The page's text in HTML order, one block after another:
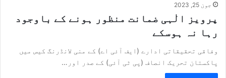
جون 25, 2023
پرویز الٰہی ضمانت منظور ہونے کے باوجود
رہا نہ ہوسکے
وفاقی تحقیقاتی ادارے (ایف آئی اے) کے منی لانڈرنگ کیس میں
پاکستان تحریک انصاف (پی ٹی آئی) کے صدر اور…